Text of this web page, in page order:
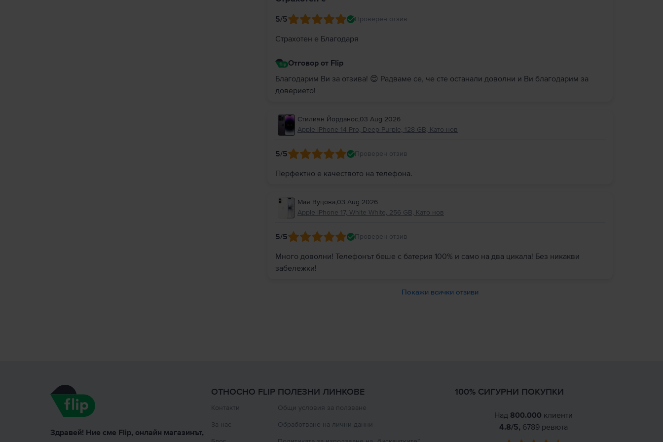
5/5 Проверен отзив
Страхотен е Благодаря
Отговор от Flip
Благодарим Ви за отзива! 😊 Радваме се, че сте останали доволни и Ви благодарим за
доверието!
Стилиян Йорданос,03 Aug 2026
Apple iPhone 14 Pro, Deep Purple, 128 GB, Като нов
5/5 Проверен отзив
Перфектно е качеството на телефона.
Мая Вуцова,03 Aug 2026
Apple iPhone 17, White White, 256 GB, Като нов
5/5 Проверен отзив
Много доволни! Телефонът беше с батерия 100% и само на два цикала! Без никакви
забележки!
Покажи всички отзиви
Здравей! Ние сме Flip, онлайн магазинът,
ОТНОСНО FLIP
Контакти
За нас
ПОЛЕЗНИ ЛИНКОВЕ
Oбщи условия за ползване
Oбработване на лични данни
100% СИГУРНИ ПОКУПКИ
Над 800.000 клиенти
4.8/5, 6789 ревюта